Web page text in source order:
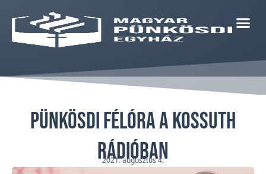
Pünkösdi félóra a Kossuth
Rádióban
2021. augusztus 4.